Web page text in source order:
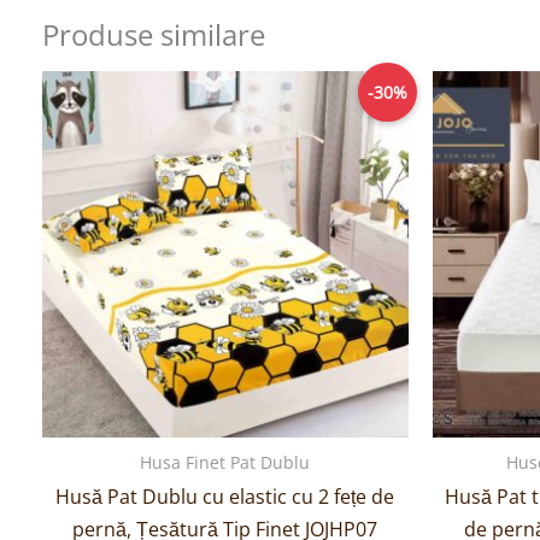
Produse similare
-30%
Husa Finet Pat Dublu
Husă Pat Dublu cu elastic cu 2 fețe de
pernă, Țesătură Tip Finet JOJHP07
Prețul
inițial
fost:
99,00lei.
Prețul
curent
este:
69,00lei.
Husă Pat
de